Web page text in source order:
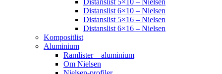
Distanslist 5×10 – Nielsen
Distanslist 6×10 – Nielsen
Distanslist 5×16 – Nielsen
Distanslist 6×16 – Nielsen
Kompositlist
Aluminium
Ramlister – aluminium
Om Nielsen